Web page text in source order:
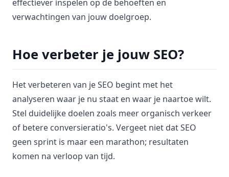
effectiever inspelen op de behoeften en
verwachtingen van jouw doelgroep.
Hoe verbeter je jouw SEO?
Het verbeteren van je SEO begint met het
analyseren waar je nu staat en waar je naartoe wilt.
Stel duidelijke doelen zoals meer organisch verkeer
of betere conversieratio's. Vergeet niet dat SEO
geen sprint is maar een marathon; resultaten
komen na verloop van tijd.